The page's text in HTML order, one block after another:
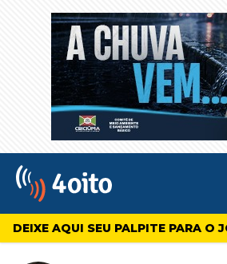
4oito
DEIXE AQUI SEU PALPITE PARA O